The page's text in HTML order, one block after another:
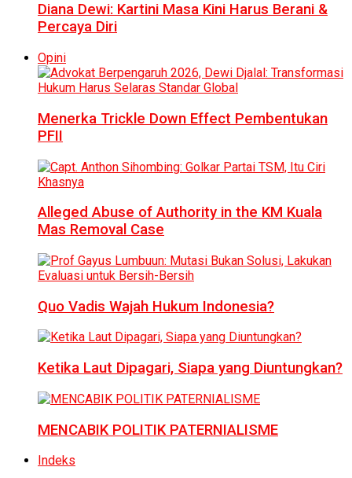
Diana Dewi: Kartini Masa Kini Harus Berani &
Percaya Diri
Opini
Menerka Trickle Down Effect Pembentukan
PFII
Alleged Abuse of Authority in the KM Kuala
Mas Removal Case
Quo Vadis Wajah Hukum Indonesia?
Ketika Laut Dipagari, Siapa yang Diuntungkan?
MENCABIK POLITIK PATERNIALISME
Indeks